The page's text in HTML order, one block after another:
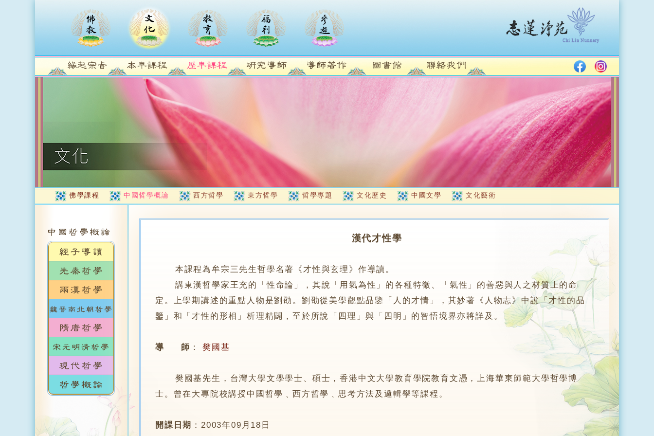
佛學課程 中國哲學概論 西方哲學 東方哲學 哲學專題 文化歷史 中國文學 文化藝術
漢代才性學
本課程為牟宗三先生哲學名著《才性與玄理》作導讀。
講東漢哲學家王充的「性命論」，其說「用氣為性」的各種特徵、「氣性」的善惡與人之材質上的命
定。上學期講述的重點人物是劉劭。劉劭從美學觀點品鑒「人的才情」，其妙著《人物志》中說「才性的品
鑒」和「才性的形相」析理精闢，至於所說「四理」與「四明」的智悟境界亦將詳及。
導 師 ： 樊國基
樊國基先生，台灣大學文學學士、碩士，香港中文大學教育學院教育文憑，上海華東師範大學哲學博
士。曾在大專院校講授中國哲學﹑西方哲學﹑思考方法及邏輯學等課程。
開課日期 ：2003年09月18日